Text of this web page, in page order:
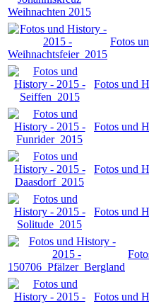
Fotos
Fotos und
Fotos und
Fotos und
Fotos und
Fotos und